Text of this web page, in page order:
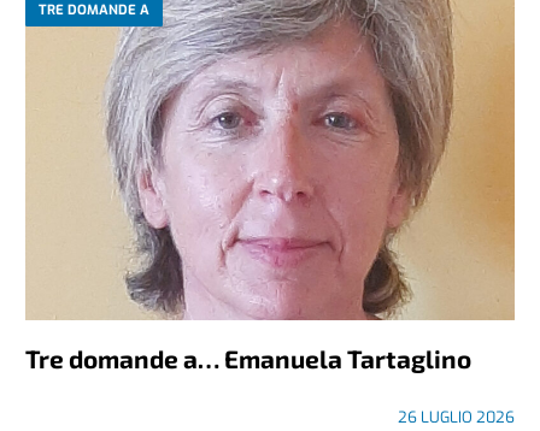
TRE DOMANDE A
Tre domande a… Emanuela Tartaglino
26 LUGLIO 2026